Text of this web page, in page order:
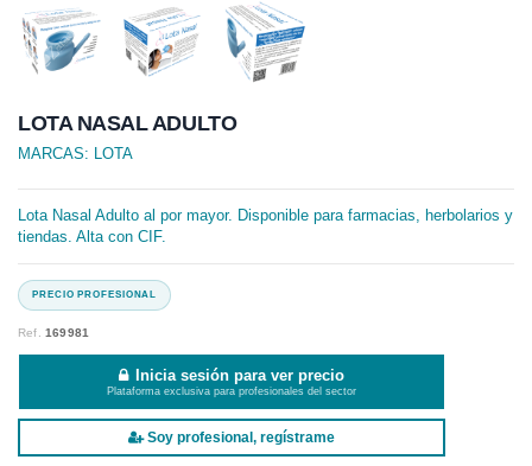
LOTA NASAL ADULTO
MARCAS: LOTA
Lota Nasal Adulto al por mayor. Disponible para farmacias, herbolarios y
tiendas. Alta con CIF.
Ref.169981
Inicia sesión para ver precio
Plataforma exclusiva para profesionales del sector
Soy profesional, regístrame